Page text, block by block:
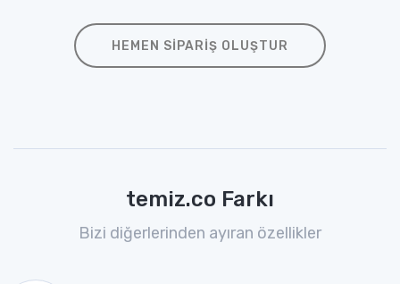
HEMEN SIPARIŞ OLUŞTUR
temiz.co Farkı
Bizi diğerlerinden ayıran özellikler